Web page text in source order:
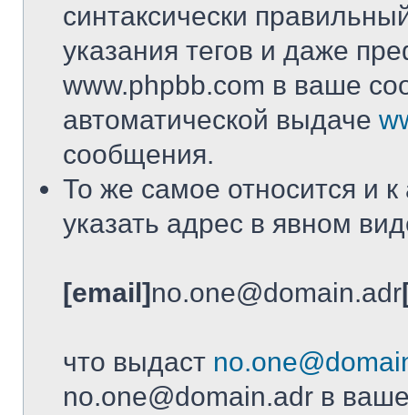
синтаксически
указания тегов и даже
www.phpbb.com в ваше
автоматической выдаче
сообщения.
То же самое относится и
указать адрес в явном
[email]no.one@domain.adr
что выдаст
no.one@domain.adr в